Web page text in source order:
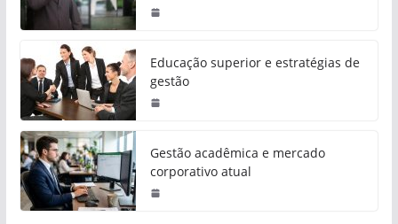
Educação superior e estratégias de
gestão
Gestão acadêmica e mercado
corporativo atual